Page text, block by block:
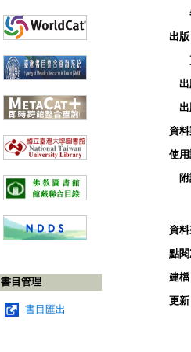
書目管理
書目匯出
出
資
使
資
點
建
更